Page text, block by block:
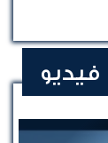
فيديو